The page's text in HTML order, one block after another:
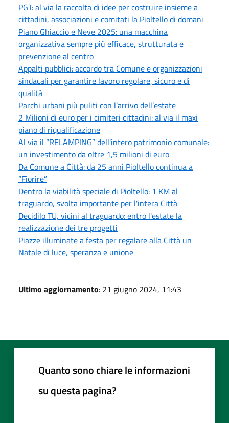
PGT: al via la raccolta di idee per costruire insieme a
cittadini, associazioni e comitati la Pioltello di domani
Piano Ghiaccio e Neve 2025: una macchina
organizzativa sempre più efficace, strutturata e
prevenzione al centro
Appalti pubblici: accordo tra Comune e organizzazioni
sindacali per garantire lavoro regolare, sicuro e di
qualità
Parchi urbani più puliti con l’arrivo dell’estate
2 Milioni di euro per i cimiteri cittadini: al via il maxi
piano di riqualificazione
Al via il “RELAMPING” dell'intero patrimonio comunale:
un investimento da oltre 1,5 milioni di euro
Da Comune a Città: da 25 anni Pioltello continua a
“Fiorire”
Dentro la viabilità speciale di Pioltello: 1 KM al
traguardo, svolta importante per l'intera Città
Decidilo TU, vicini al traguardo: entro l'estate la
realizzazione dei tre progetti
Piazze illuminate a festa per regalare alla Città un
Natale di luce, speranza e unione
Ultimo aggiornamento: 21 giugno 2024, 11:43
Quanto sono chiare le informazioni
su questa pagina?